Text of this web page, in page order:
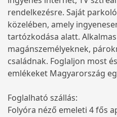
rendelkezésre. Saját
közelében, amely
tartózkodása alatt.
magánszemélyeknek,
családnak. Foglaljon most
emlékeket Magyarország
Foglalható szállás:
Folyóra néző emeleti 4 fős